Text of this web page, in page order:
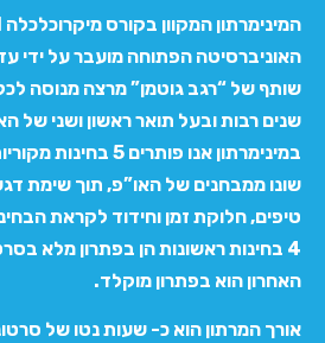
האוניברסיטה הפתוחה מועבר על ידי
שותף של “רגב גוטמן” מרצה מנוסה
שנים רבות ובעל תואר ראשון ושני של
במינימרתון אנו
שונו ממבחנים של האו”פ, תוך שימת
טיפים, חלוקת זמן וחידוד לקראת
4 בחינות ראשונות הן בפתרון מלא
האחרון הוא בפתרון מוקלד.
אורך המרתון הוא כ- שעות נטו של